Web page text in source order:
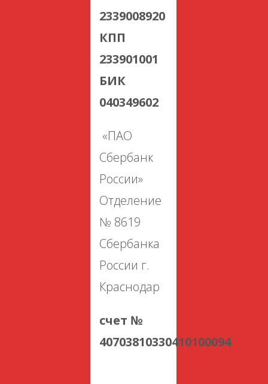
2339008920
КПП
233901001
БИК
040349602
«ПАО
Сбербанк
России»
Отделение
№ 8619
Сбербанка
России г.
Краснодар
счет №
40703810330410100094